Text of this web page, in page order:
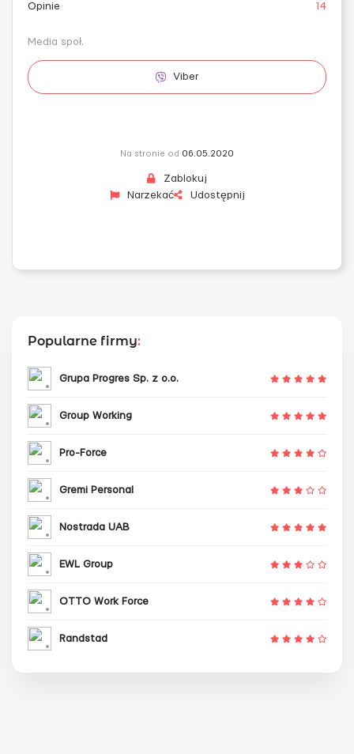
Opinie
14
Media społ.
Viber
Na stronie od 06.05.2020
Zablokuj
Narzekać
Udostępnij
Popularne firmy:
Grupa Progres Sp. z o.o.
Group Working
Pro-Force
Gremi Personal
Nostrada UAB
EWL Group
OTTO Work Force
Randstad